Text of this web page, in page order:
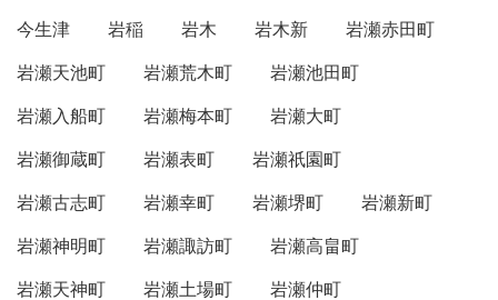
今生津
岩稲 岩木 岩木新
岩瀬赤田町
岩瀬天池町
岩瀬荒木町
岩瀬池田町
岩瀬入船町
岩瀬梅本町
岩瀬大町
岩瀬御蔵町
岩瀬表町
岩瀬祇園町
岩瀬古志町
岩瀬幸町 岩瀬堺町
岩瀬新町
岩瀬神明町
岩瀬諏訪町
岩瀬高畠町
岩瀬天神町
岩瀬土場町
岩瀬仲町